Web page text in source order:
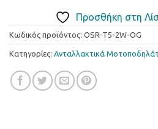
Προσθήκη στη
Κωδικός προϊόντος: OSR-T5-2W-OG
Κατηγορίες: Ανταλλακτικά